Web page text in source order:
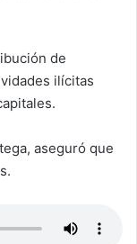
de
ilícitas
aseguró que